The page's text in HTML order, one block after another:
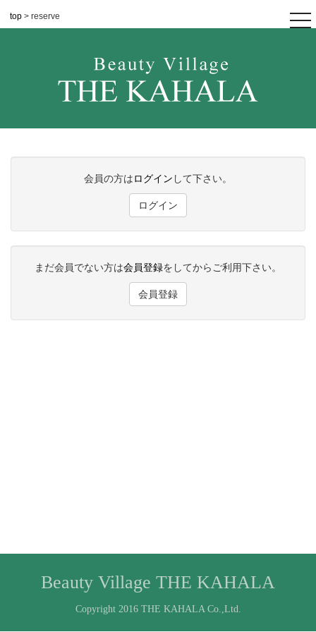
top > reserve
会員の方はログイン して下さい。
ログイン
まだ会員でない方は会員登録をしてからご利用下さい。
会員登録
Beauty Village THE KAHALA
Copyright 2016 THE KAHALA Co.,Ltd.